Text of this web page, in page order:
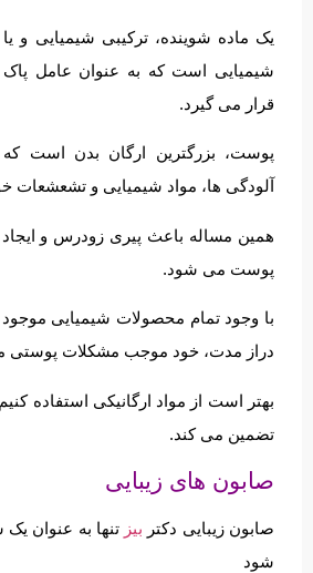
یک ماده شوینده، ترکیبی شیمیایی و
شیمیایی است که به عنوان عامل پاک
قرار می گیرد.
پوست، بزرگترین ارگان بدن است
آلودگی ها، مواد شیمیایی و تشعشعات
همین مساله باعث پیری زودرس و
پوست می شود.
با وجود تمام محصولات شیمیایی موجود
دراز مدت، خود موجب مشکلات پوستی
بهتر است از مواد ارگانیکی استفاده
تضمین می کند.
صابون های زیبایی
صابون زیبایی دکتر بیز تنها به عنوان
شود